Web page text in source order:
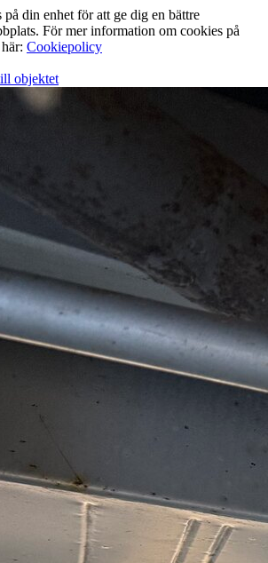
din enhet för att ge dig en bättre
För mer information om cookies på
Cookiepolicy
objektet